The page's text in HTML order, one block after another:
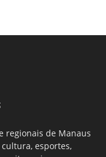
regionais de Manaus
esportes,